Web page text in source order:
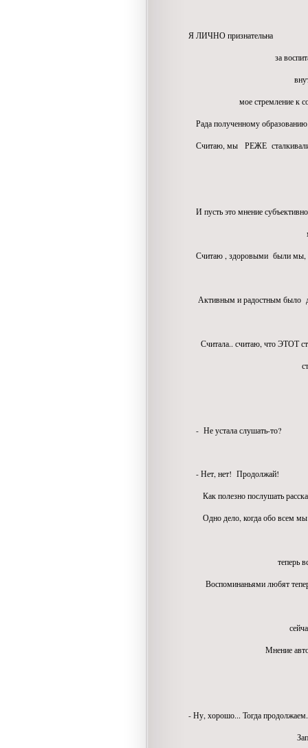
Я ЛИЧНО признательна
за
внутренний
мое стремление к
Рада полученному
Считаю, мы РЕЖЕ
И пусть это мнение
мнение мое
Считаю , здоровыми были
Активным и радостным было
Считала.. считаю, что ЭТОТ
стать
- Не устала слушать-то?
- Нет, нет! Продолжай!
Как полезно послушать
Одно дело, когда обо всем
теперь всеми,
Воспоминаньями любят
сейчас
Мнение авторов ,
- Ну, хорошо... Тогда
Запасайся